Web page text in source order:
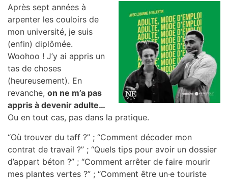
Après sept années à
arpenter les couloirs de
mon université, je suis
(enfin) diplômée.
Woohoo ! J’y ai appris un
tas de choses
(heureusement). En
revanche, on ne m’a pas
appris à devenir adulte…
Ou en tout cas, pas dans la pratique.
“Où trouver du taff ?” ; “Comment décoder mon
contrat de travail ?” ; “Quels tips pour avoir un dossier
d’appart béton ?” ; “Comment arrêter de faire mourir
mes plantes vertes ?” ; “Comment être un·e touriste